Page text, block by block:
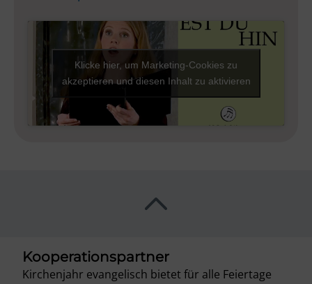
Klicke hier, um Marketing-Cookies zu
akzeptieren und diesen Inhalt zu aktivieren
Kooperationspartner
Kirchenjahr evangelisch bietet für alle Feiertage